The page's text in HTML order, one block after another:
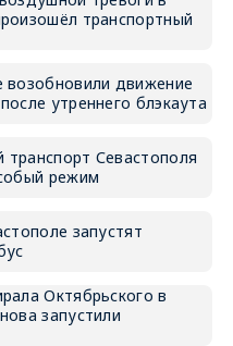
транспортный
возобновили движение
утреннего блэкаута
Севастополя
режим
запустят
Октябрьского в
запустили